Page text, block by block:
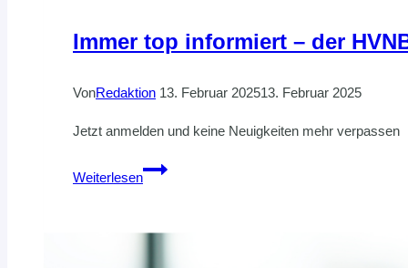
Immer top informiert – der
VonRedaktion 13. Februar 202513. Februar 2025
Jetzt anmelden und keine Neuigkeiten mehr verpassen
Weiterlesen
Immer